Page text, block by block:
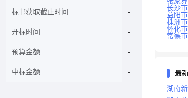
标书获取截止时间
开标时间
预算金额
中标金额
长沙
益阳
株洲
怀化
常德
最
湖南